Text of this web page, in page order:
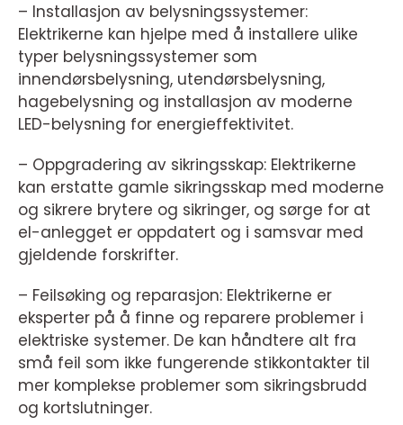
– Installasjon av belysningssystemer:
Elektrikerne kan hjelpe med å installere ulike
typer belysningssystemer som
innendørsbelysning, utendørsbelysning,
hagebelysning og installasjon av moderne
LED-belysning for energieffektivitet.
– Oppgradering av sikringsskap: Elektrikerne
kan erstatte gamle sikringsskap med moderne
og sikrere brytere og sikringer, og sørge for at
el-anlegget er oppdatert og i samsvar med
gjeldende forskrifter.
– Feilsøking og reparasjon: Elektrikerne er
eksperter på å finne og reparere problemer i
elektriske systemer. De kan håndtere alt fra
små feil som ikke fungerende stikkontakter til
mer komplekse problemer som sikringsbrudd
og kortslutninger.